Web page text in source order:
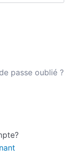
passe oublié ?